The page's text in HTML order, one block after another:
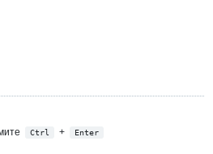
Ctrl + Enter